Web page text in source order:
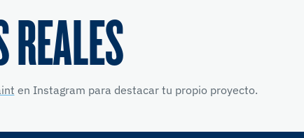
en Instagram para destacar tu propio proyecto.